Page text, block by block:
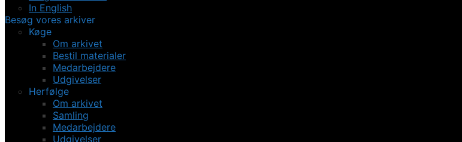
In English
Besøg vores arkiver
Køge
Om arkivet
Bestil materialer
Medarbejdere
Udgivelser
Herfølge
Om arkivet
Samling
Medarbejdere
Udgivelser